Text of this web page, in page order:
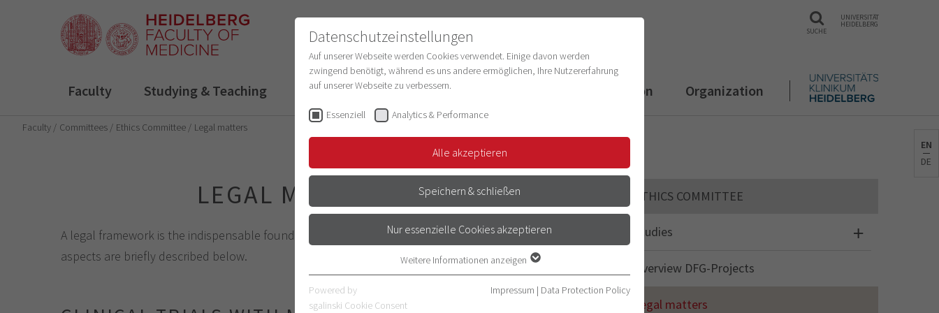
SUCHE
UNIVERSITÄT
HEIDELBERG
Faculty Studying & Teaching Research Structure & Development Digitalization Organization
Faculty Committees Ethics Committee Legal matters
LEGAL MATTERS
A legal framework is the indispensable foundation for our daily work. The most important
aspects are briefly described below.
ETHICS COMMITTEE
Studies
Overview DFG-Projects
Legal matters
EN
DE
Datenschutzeinstellungen
Auf unserer Webseite werden Cookies verwendet. Einige davon werden
zwingend benötigt, während es uns andere ermöglichen, Ihre Nutzererfahrung
auf unserer Webseite zu verbessern.
Essenziell Analytics & Performance
Alle akzeptieren
Speichern & schließen
Nur essenzielle Cookies akzeptieren
Essenzielle Cookies werden für grundlegende Funktionen der Webseite
benötigt. Dadurch ist gewährleistet, dass die Webseite einwandfrei
Weitere Informationen anzeigen
Powered by
sgalinski Cookie Consent
Impressum | Data Protection Policy